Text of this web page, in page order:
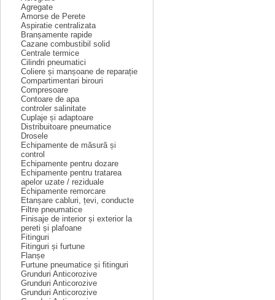
Agregate
Amorse de Perete
Aspiratie centralizata
Branșamente rapide
Cazane combustibil solid
Centrale termice
Cilindri pneumatici
Coliere și manșoane de reparație
Compartimentari birouri
Compresoare
Contoare de apa
controler salinitate
Cuplaje și adaptoare
Distribuitoare pneumatice
Drosele
Echipamente de măsură și
control
Echipamente pentru dozare
Echipamente pentru tratarea
apelor uzate / reziduale
Echipamente remorcare
Etanșare cabluri, țevi, conducte
Filtre pneumatice
Finisaje de interior și exterior la
pereti și plafoane
Fitinguri
Fitinguri și furtune
Flanșe
Furtune pneumatice și fitinguri
Grunduri Anticorozive
Grunduri Anticorozive
Grunduri Anticorozive